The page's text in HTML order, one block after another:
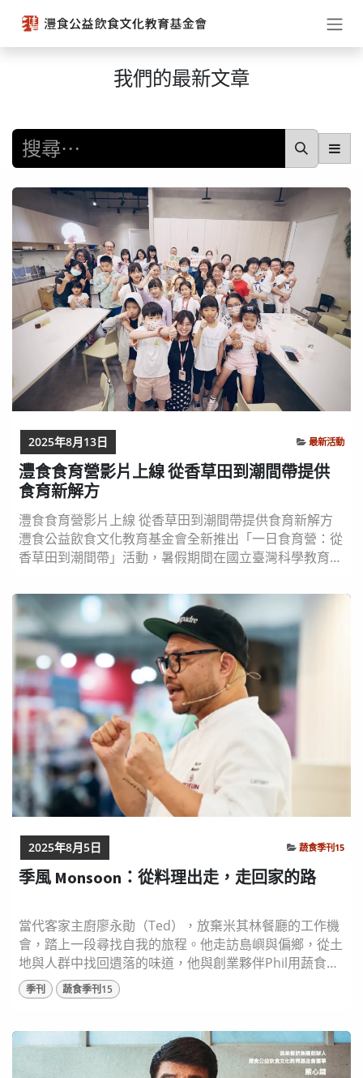
我們的最新文章
灃食食育營影片上線 從香草田到潮間帶提供
食育新解方
灃食食育營影片上線 從香草田到潮間帶提供食育新解方
灃食公益飲食文化教育基金會全新推出「一日食育營：從
香草田到潮間帶」活動，暑假期間在國立臺灣科學教育館
孩子認識各種香草植物及潮間帶生物，透過動手種植、調
製專屬香草茶飲、製作清涼石花凍，以及海女阿嬤的人生
故事記者會等活動，讓大小朋友體驗食物、文化與環境的
緊密連結。 規劃不同主題 讓飲食教育更有趣 灃食...
2025年8月13日 最新活動
季風 Monsoon：從料理出走，走回家的路
當代客家主廚廖永勛（Ted），放棄米其林餐廳的工作機
會，踏上一段尋找自我的旅程。他走訪島嶼與偏鄉，從土
地與人群中找回遺落的味道，他與創業夥伴Phil用蔬食重
新詮釋「新客家菜」，原本坐落台北士林的餐廳
Monsoon，不但獲得米其林推薦，更成為外籍旅客不可
開幕，這不只是餐廳的重啟，更是一場關於認同、記憶與
飲食未來的溫柔革命。 圖片來源： 季風 ...
季刊 蔬食季刊15
2025年8月5日 蔬食季刊15